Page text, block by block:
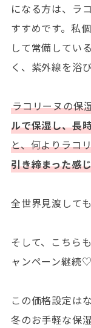
になる方は、ラ
すすめです。私
して常備してい
く、紫外線を浴
ラコリーヌの保
ルで保湿し、長
と、何よりラコ
引き締まった感
全世界見渡して
そして、こちら
ャンペーン継続♡
この価格設定は
冬のお手軽な保